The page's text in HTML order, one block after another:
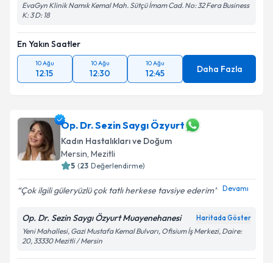
EvaGyn Klinik Namık Kemal Mah. Sütçü İmam Cad. No: 32 Fera Business
K: 3 D: 18
En Yakın Saatler
10 Ağu
12:15
10 Ağu
12:30
10 Ağu
12:45 Daha Fazla
Op. Dr. Sezin Saygı Özyurt
Kadın Hastalıkları ve Doğum
Mersin, Mezitli
5 (23 Değerlendirme)
Çok ilgili güleryüzlü çok tatlı herkese tavsiye ederim Devamı
Op. Dr. Sezin Saygı Özyurt Muayenehanesi Haritada Göster
Yeni Mahallesi, Gazi Mustafa Kemal Bulvarı, Ofisium İş Merkezi, Daire:
20, 33330 Mezitli / Mersin